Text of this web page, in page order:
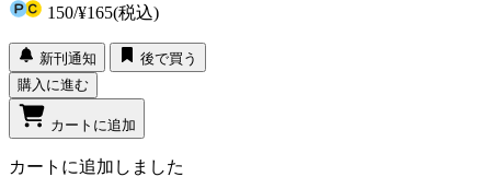
150/¥165(税込)
新刊通知
後で買う
購入に進む
カートに追加
カートに追加しました